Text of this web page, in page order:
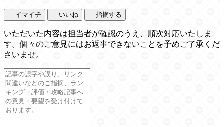
イマイチ いいね 指摘する
いただいた内容は担当者が確認のうえ、順次対応いたしま
す。個々のご意見にはお返事できないことを予めご了承くだ
さいませ。